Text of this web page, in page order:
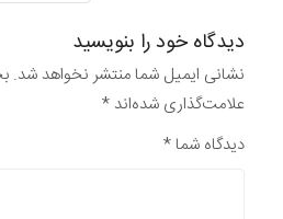
دیدگاه خود را بنویسید
نشانی ایمیل شما منتشر نخواهد شد.
علامت‌گذاری شده‌اند *
دیدگاه شما*